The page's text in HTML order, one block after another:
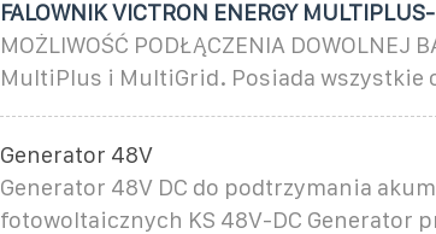
FALOWNIK VICTRON ENERGY
MOŻLIWOŚĆ PODŁĄCZENIA
MultiPlus i MultiGrid. Posiada
Generator 48V
Generator 48V DC do podtrzymania
fotowoltaicznych KS 48V-DC Generator